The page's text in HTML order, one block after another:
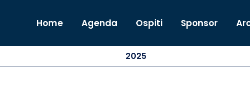
Home Agenda Ospiti Sponsor
2025